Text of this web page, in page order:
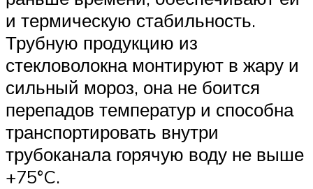
и термическую стабильность.
Трубную продукцию из
стекловолокна монтируют в жару и
сильный мороз, она не боится
перепадов температур и способна
транспортировать внутри
трубоканала горячую воду не выше
+75°C.